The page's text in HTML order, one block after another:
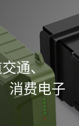
通、
消费电子